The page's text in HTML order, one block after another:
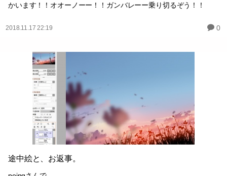
かいます！！オオーノーー！！ガンバレーー乗り切るぞう！！
2018.11.17 22:19 0